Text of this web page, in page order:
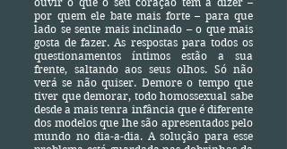
por quem ele bate mais forte – para que
lado se sente mais inclinado – o que mais
gosta de fazer. As respostas para todos os
questionamentos íntimos estão a sua
frente, saltando aos seus olhos. Só não
verá se não quiser. Demore o tempo que
tiver que demorar, todo homossexual sabe
desde a mais tenra infância que é diferente
dos modelos que lhe são apresentados pelo
mundo no dia-a-dia. A solução para esse